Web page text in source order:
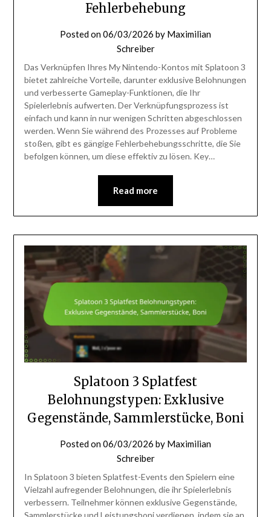
Fehlerbehebung
Posted on06/03/2026 by Maximilian
Schreiber
Das Verknüpfen Ihres My Nintendo-Kontos mit Splatoon 3
bietet zahlreiche Vorteile, darunter exklusive Belohnungen
und verbesserte Gameplay-Funktionen, die Ihr
Spielerlebnis aufwerten. Der Verknüpfungsprozess ist
einfach und kann in nur wenigen Schritten abgeschlossen
werden. Wenn Sie während des Prozesses auf Probleme
stoßen, gibt es gängige Fehlerbehebungsschritte, die Sie
befolgen können, um diese effektiv zu lösen. Key…
Read more
Splatoon 3 Splatfest
Belohnungstypen: Exklusive
Gegenstände, Sammlerstücke, Boni
Posted on06/03/2026 by Maximilian
Schreiber
In Splatoon 3 bieten Splatfest-Events den Spielern eine
Vielzahl aufregender Belohnungen, die ihr Spielerlebnis
verbessern. Teilnehmer können exklusive Gegenstände,